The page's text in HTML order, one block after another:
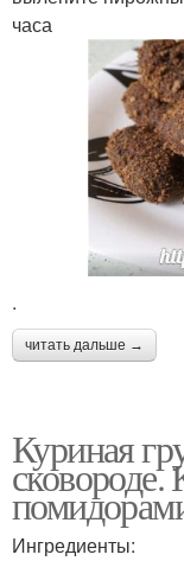
часа
.
читать дальше →
Куриная
сковороде.
Ингредиенты: